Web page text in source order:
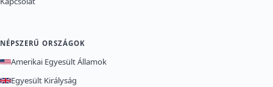
NÉPSZERŰ ORSZÁGOK
Amerikai Egyesült Államok
Egyesült Királyság